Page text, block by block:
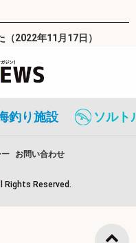
2022年11月17日）
釣り施設 ソルト
ー お問い合わせ
Rights Reserved.